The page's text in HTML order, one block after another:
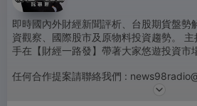
即時國內外財經新聞評析、台股期貨盤勢
資觀察、國際股市及原物料投資趨勢。
手在【財經一路發】帶著大家悠遊投資市
任何合作提案請聯絡我們 :